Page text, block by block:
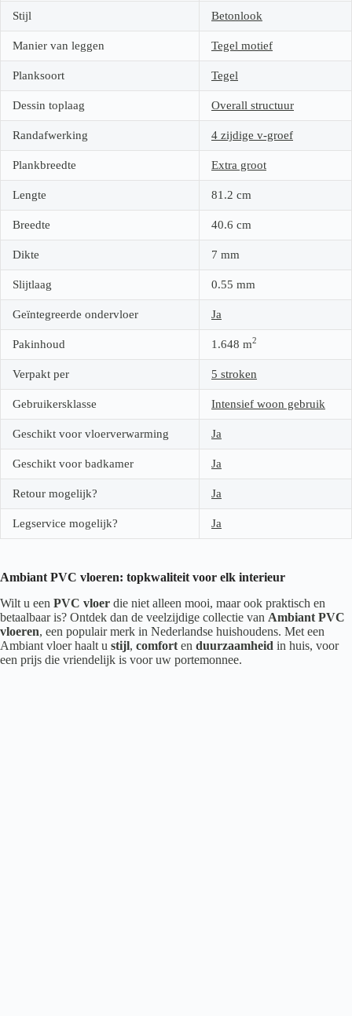
Stijl Betonlook
Manier van leggen Tegel motief
Planksoort Tegel
Dessin toplaag Overall structuur
Randafwerking 4 zijdige v-groef
Plankbreedte Extra groot
Lengte 81.2 cm
Breedte 40.6 cm
Dikte 7 mm
Slijtlaag 0.55 mm
Geïntegreerde ondervloer Ja
Pakinhoud 1.648 m2
Verpakt per 5 stroken
Gebruikersklasse Intensief woon gebruik
Geschikt voor vloerverwarming Ja
Geschikt voor badkamer Ja
Retour mogelijk? Ja
Legservice mogelijk? Ja
Ambiant PVC vloeren: topkwaliteit voor elk interieur
Wilt u een PVC vloer die niet alleen mooi, maar ook praktisch en
betaalbaar is? Ontdek dan de veelzijdige collectie van Ambiant PVC
vloeren, een populair merk in Nederlandse huishoudens. Met een
Ambiant vloer haalt u stijl, comfort en duurzaamheid in huis, voor
een prijs die vriendelijk is voor uw portemonnee.